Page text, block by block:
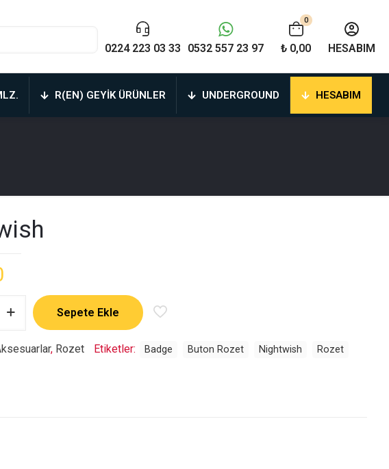
0224 223 03 33 0532 557 23 97
0
₺ 0,00 HESABIM
R(EN) GEYIK ÜRÜNLER UNDERGROUND HESABIM
Sepete Ekle
, Rozet Etiketler: Badge Buton Rozet Nightwish Rozet